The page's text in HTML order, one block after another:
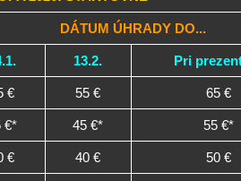
DÁTUM ÚHRADY DO...
13.2. Pri
€ 55 € 65 €
€* 45 €* 55 €*
€ 40 € 50 €